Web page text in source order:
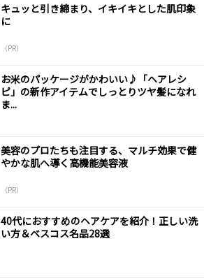
キュッと引き締まり、イキイキとした肌印象
に
（PR）
お米のパッケージがかわいい♪「ヘアレシ
ピ」の新作アイテムでしっとりツヤ髪になれ
ま...
美容のプロたちも注目する、マルチ効果で健
やかな肌へ導く高機能美容液
（PR）
40代におすすめのヘアケアを紹介！正しい洗
い方＆ベスコス名品28選